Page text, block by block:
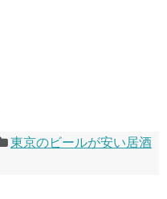
東京のビールが安い居酒